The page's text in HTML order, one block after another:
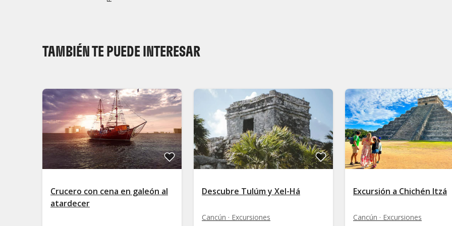
TAMBIÉN TE PUEDE INTERESAR
Crucero con cena en galeón al
atardecer
Descubre Tulúm y Xel-Há
Cancún · Excursiones
Excursión a Chichén Itzá
Cancún · Excursiones